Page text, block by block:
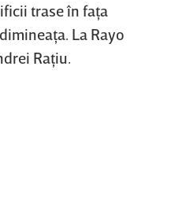
trase în faţa
La Rayo
Raţiu.